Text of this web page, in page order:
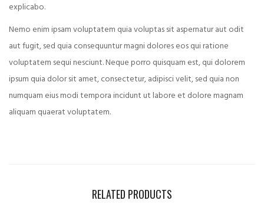
explicabo.
Nemo enim ipsam voluptatem quia voluptas sit aspernatur aut odit
aut fugit, sed quia consequuntur magni dolores eos qui ratione
voluptatem sequi nesciunt. Neque porro quisquam est, qui dolorem
ipsum quia dolor sit amet, consectetur, adipisci velit, sed quia non
numquam eius modi tempora incidunt ut labore et dolore magnam
aliquam quaerat voluptatem.
RELATED PRODUCTS